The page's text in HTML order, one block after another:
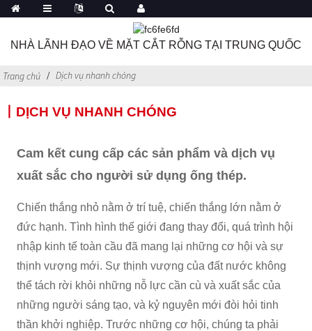
NHÀ LÃNH ĐẠO VỀ MẶT CẮT RỖNG TẠI TRUNG QUỐC
Trang chủ Dịch vụ nhanh chóng
丨DỊCH VỤ NHANH CHÓNG
Cam kết cung cấp các sản phẩm và dịch vụ
xuất sắc cho người sử dụng ống thép.
Chiến thắng nhỏ nằm ở trí tuệ, chiến thắng lớn nằm ở
đức hạnh. Tình hình thế giới đang thay đổi, quá trình hội
nhập kinh tế toàn cầu đã mang lại những cơ hội và sự
thịnh vượng mới. Sự thịnh vượng của đất nước không
thể tách rời khỏi những nỗ lực cần cù và xuất sắc của
những người sáng tạo, và kỷ nguyên mới đòi hỏi tinh
thần khởi nghiệp. Trước những cơ hội, chúng ta phải